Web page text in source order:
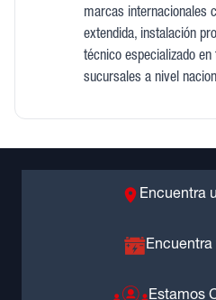
marcas internacionales
extendida, instalación
técnico especializado en
sucursales a nivel
Encuentra
Encuentra
Estamos